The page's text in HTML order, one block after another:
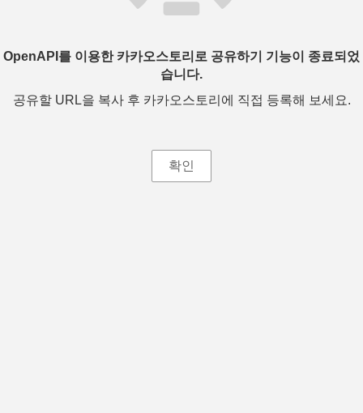
OpenAPI를 이용한 카카오스토리로 공유하기 기능이 종료되었
습니다.
공유할 URL을 복사 후 카카오스토리에 직접 등록해 보세요.
확인